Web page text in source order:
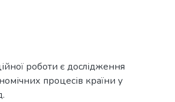
роботи є дослідження
процесів країни у